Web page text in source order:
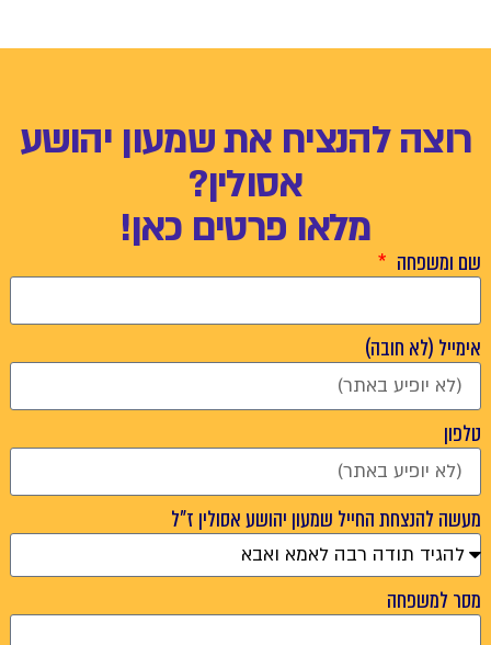
את שמעון יהושע
פרטים כאן!
יהושע אסולין ז"ל